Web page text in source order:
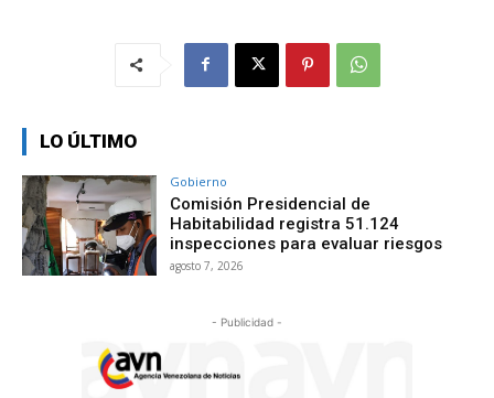
LO ÚLTIMO
Gobierno
Comisión Presidencial de
Habitabilidad registra 51.124
inspecciones para evaluar riesgos
agosto 7, 2026
- Publicidad -